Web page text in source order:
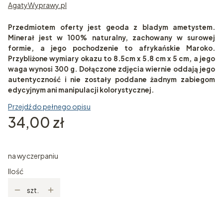
AgatyWyprawy.pl
Przedmiotem oferty jest geoda z bladym ametystem.
Minerał jest w 100% naturalny, zachowany w surowej
formie, a jego pochodzenie to afrykańskie Maroko.
Przybliżone wymiary okazu to 8.5cm x 5.8 cm x 5 cm, a jego
waga wynosi 300 g. Dołączone zdjęcia wiernie oddają jego
autentyczność i nie zostały poddane żadnym zabiegom
edycyjnym ani manipulacji kolorystycznej.
Przejdź do pełnego opisu
Cena
34,00 zł
na wyczerpaniu
Ilość
szt.